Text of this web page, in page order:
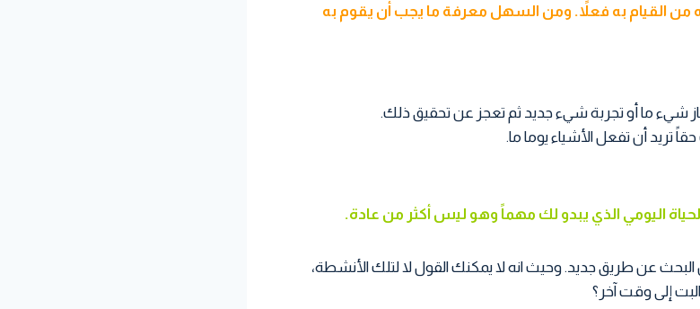
القيام به فعلاً. ومن السهل معرفة ما يجب أن يقوم به
شيء ما أو تجربة شيء جديد ثم تعجز عن تحقيق ذلك.
تريد أن تفعل الأشياء يوما ما.
اليومي الذي يبدو لك مهماً وهو ليس أكثر من عادة.
عن طريق جديد. وحيث انه لا يمكنك القول لا لتلك الأنشطة،
إلى وقت آخر؟